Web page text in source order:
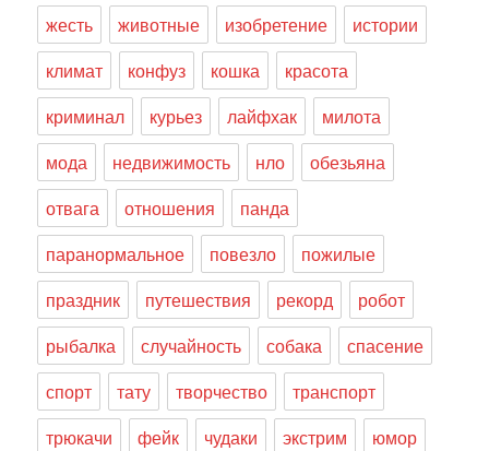
жесть
животные изобретение
истории
климат
конфуз кошка
красота
криминал
курьез лайфхак
милота
мода
недвижимость нло
обезьяна
отвага
отношения
панда
паранормальное
повезло
пожилые
праздник
путешествия рекорд
робот
рыбалка
случайность собака
спасение
спорт
тату творчество
транспорт
трюкачи
фейк чудаки экстрим юмор